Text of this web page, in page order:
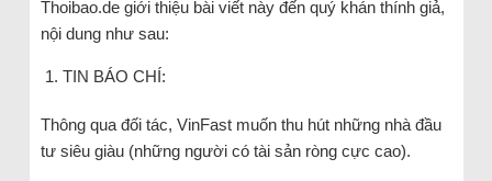
Thoibao.de giới thiệu bài viết này đến quý khán thính giả,
nội dung như sau:
TIN BÁO CHÍ:
Thông qua đối tác, VinFast muốn thu hút những nhà đầu
tư siêu giàu (những người có tài sản ròng cực cao).